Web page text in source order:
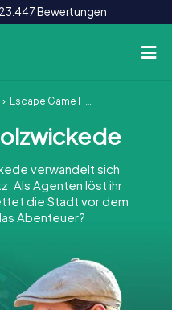
Bewertungen
CH
DE
Escape Game Holzwickede
verwandelt sich
Als Agenten löst ihr
die Stadt vor dem
Abenteuer?